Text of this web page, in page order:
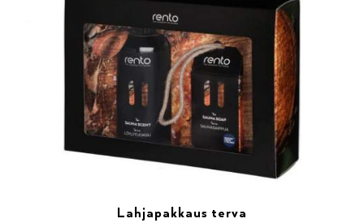
Lahjapakkaus terva